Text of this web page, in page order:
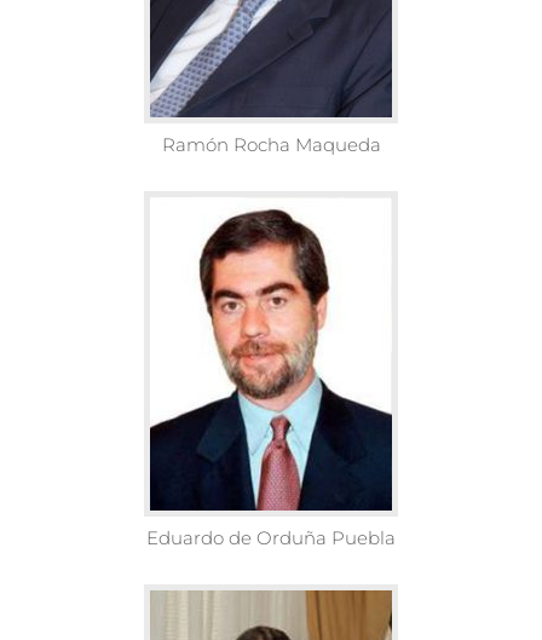
Ramón Rocha Maqueda
Eduardo de Orduña Puebla